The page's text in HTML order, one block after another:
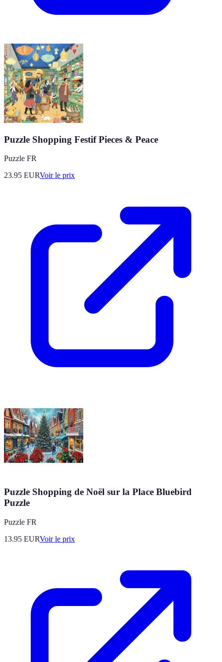
Puzzle Shopping Festif Pieces & Peace
Puzzle FR
23.95 EURVoir le prix
Puzzle Shopping de Noël sur la Place Bluebird
Puzzle
Puzzle FR
13.95 EURVoir le prix